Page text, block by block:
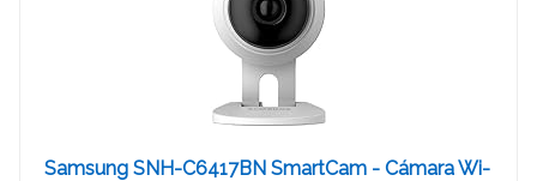
Samsung SNH-C6417BN SmartCam - Cámara Wi-